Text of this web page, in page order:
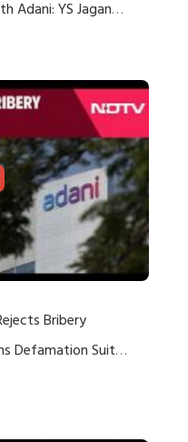
Adani: YS Jagan
Bribery
Defamation Suit